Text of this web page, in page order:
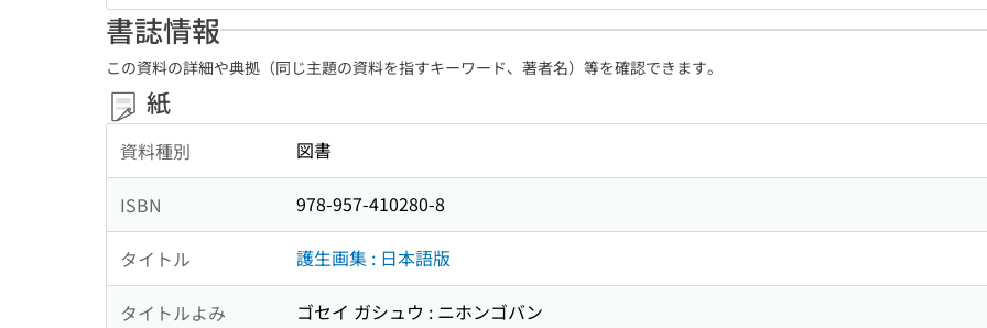
書誌情報
この資料の詳細や典拠（同じ主題の資料を指すキーワード、著者名）等を確認できます。
紙
資料種別 図書
ISBN 978-957-410280-8
タイトル 護生画集 : 日本語版
タイトルよみ ゴセイ ガシュウ : ニホンゴバン